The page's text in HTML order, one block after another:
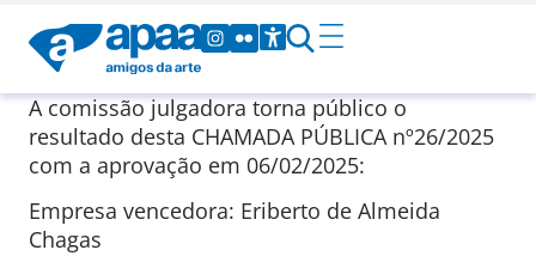
A comissão julgadora torna público o
resultado desta CHAMADA PÚBLICA nº26/2025
com a aprovação em 06/02/2025:
Empresa vencedora: Eriberto de Almeida
Chagas